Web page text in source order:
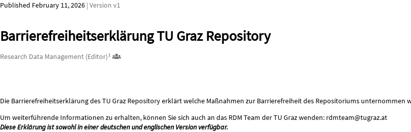
Published February 11, 2026 | Version v1
Barrierefreiheitserklärung TU Graz Repository
Authors/Creators
Research Data Management (Editor)1
Description
Die Barrierefreiheitserklärung des TU Graz Repository erklärt welche Maßnahmen zur Barrierefreiheit des Repositoriums unternommen
Um weiterführende Informationen zu erhalten, können Sie sich auch an das RDM Team der TU Graz wenden: rdmteam@tugraz.at
Diese Erklärung ist sowohl in einer deutschen und englischen Version verfügbar.